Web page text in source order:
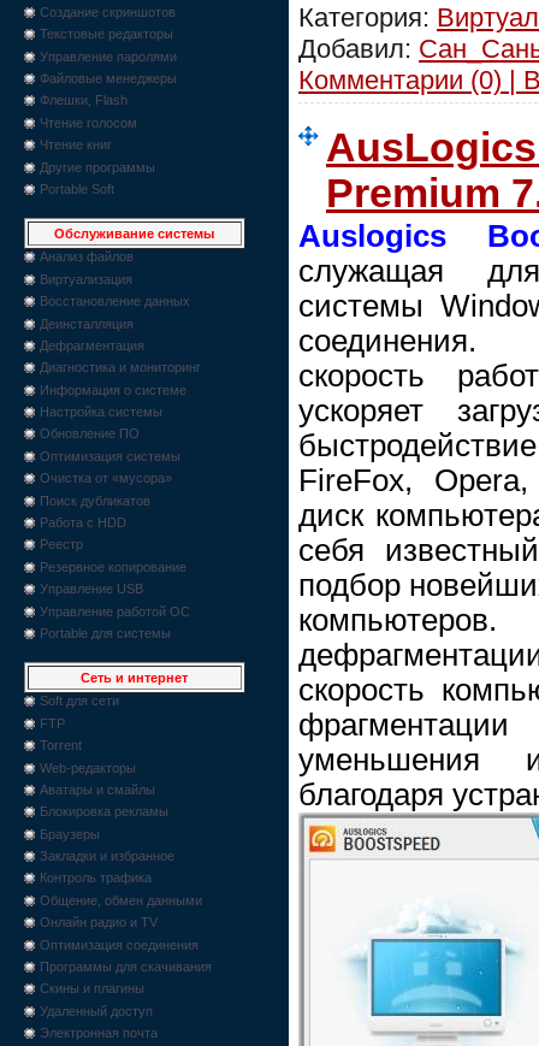
Создание скриншотов
Текстовые редакторы
Управление паролями
Файловые менеджеры
Флешки, Flash
Чтение голосом
Чтение книг
Другие программы
Portable Soft
Обслуживание системы
Анализ файлов
Виртуализация
Восстановление данных
Деинсталляция
Дефрагментация
Диагностика и мониторинг
Информация о системе
Настройка системы
Обновление ПО
Оптимизация системы
Очистка от «мусора»
Поиск дубликатов
Работа с HDD
Реестр
Резервное копирование
Управление USB
Управление работой ОС
Portable для системы
Сеть и интернет
Soft для сети
FTP
Torrent
Web-редакторы
Аватары и смайлы
Блокировка рекламы
Браузеры
Закладки и избранное
Контроль трафика
Общение, обмен данными
Онлайн радио и TV
Оптимизация соединения
Программы для скачивания
Скины и плагины
Удаленный доступ
Электронная почта
Категория:
Добавил:
Комментарии (0) |
Premium
Auslogics
служащая
системы
соединения.
скорость
ускоряет
FireFox,
диск
себя
подбор
скорость
уменьшения
благодаря